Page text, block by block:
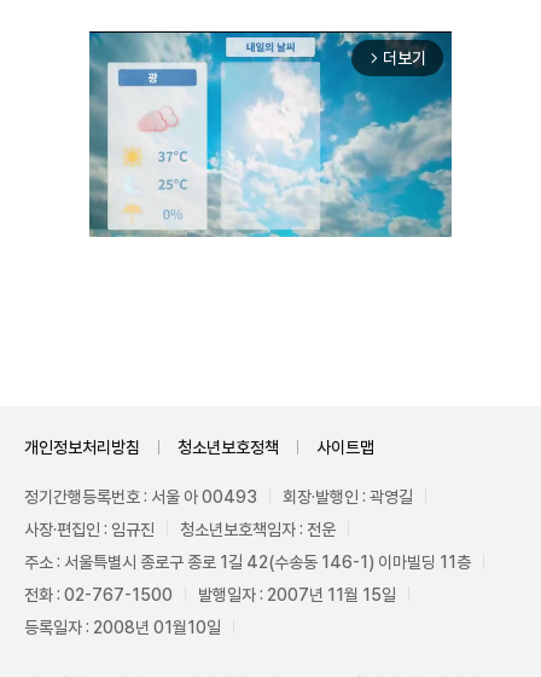
arrow_forward_ios 더보기
개인정보처리방침 청소년보호정책 사이트맵
정기간행등록번호 : 서울 아 00493
회장·발행인 : 곽영길
사장·편집인 : 임규진
청소년보호책임자 : 전운
주소 : 서울특별시 종로구 종로 1길 42(수송동 146-1) 이마빌딩 11층
전화 : 02-767-1500
발행일자 : 2007년 11월 15일
등록일자 : 2008년 01월10일